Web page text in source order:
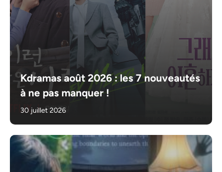
Kdramas août 2026 : les 7 nouveautés
à ne pas manquer !
30 juillet 2026